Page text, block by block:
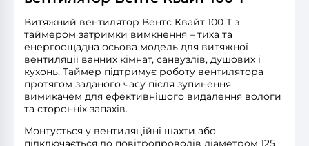
Витяжний вентилятор Вентс Квайт 100 Т з
таймером затримки вимкнення – тиха та
енергоощадна осьова модель для витяжної
вентиляції ванних кімнат, санвузлів, душових і
кухонь. Таймер підтримує роботу вентилятора
протягом заданого часу після зупинення
вимикачем для ефективнішого видалення вологи
та сторонніх запахів.
Монтується у вентиляційні шахти або
підключається до повітропроводів діаметром 125